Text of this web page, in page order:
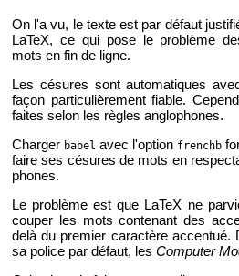
On l'a vu, le texte est par dé­faut
LaTeX, ce qui pose le pro­blème
mots en fin de ligne.
Les cé­sures sont au­to­ma­tiques
façon par­ti­cu­liè­re­ment fiable.
faites selon les règles an­glo­phones.
Char­ger babel avec l'op­tion frenchb
faire ses cé­sures de mots en
phones.
Le pro­blème est que LaTeX ne
cou­per les mots conte­nant des
delà du pre­mier ca­rac­tère
sa po­lice par dé­faut, les Com­pu­ter